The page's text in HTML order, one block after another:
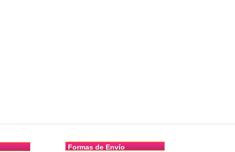
Formas de Envío